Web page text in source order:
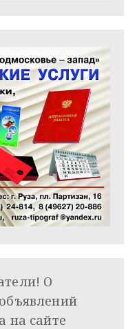
О
на сайте